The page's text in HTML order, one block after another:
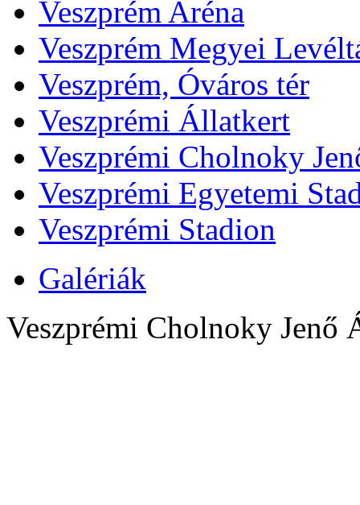
Veszprém Aréna
Veszprém Megyei
Veszprém, Óváros tér
Veszprémi Állatkert
Veszprémi Cholnoky
Veszprémi Egyetemi
Veszprémi Stadion
Galériák
Veszprémi Cholnoky Jenő